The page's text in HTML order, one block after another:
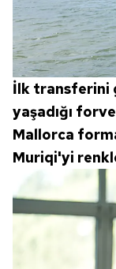
İlk transferini
yaşadığı
Mallorca
Muriqi'yi